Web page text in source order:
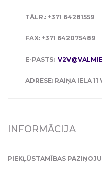
TĀLR.: +371 64281559
FAX: +371 642075489
E-PASTS:
ADRESE: RAIŅA IELA
INFORMĀCIJA
PIEKĻŪSTAMĪBAS